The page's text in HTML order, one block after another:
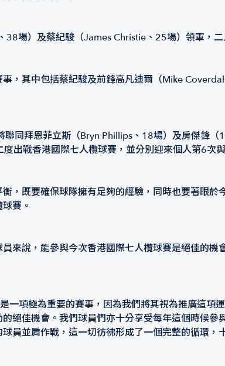
38場）及蔡紀駿（James Christie、25場）領軍，
，其中包括蔡紀駿及前鋒高凡迪爾（Mike
同拜恩菲立斯（Bryn Phillips、18場）及房傑鋒
出戰香港國際七人欖球賽，並分別迎來個人第6次
，既要確保球隊擁有足夠的經驗，同時也要著眼
賽。
員來說，能參與今次香港國際七人欖球賽是絕佳的
一項極為重要的賽事，因為我們將其視為推廣這項
絕佳機會。我們球員們亦十分享受每年這個時候
員並肩作戰，這一切彷彿形成了一個完整的循環